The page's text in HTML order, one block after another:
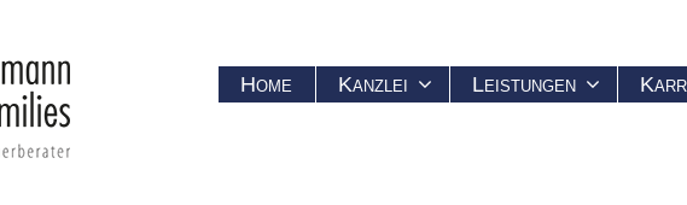
Home Kanzlei Leistungen